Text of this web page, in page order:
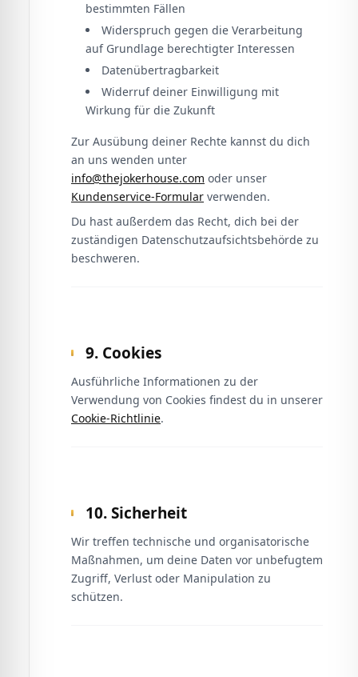
bestimmten Fällen
Widerspruch gegen die Verarbeitung
auf Grundlage berechtigter Interessen
Datenübertragbarkeit
Widerruf deiner Einwilligung mit
Wirkung für die Zukunft
Zur Ausübung deiner Rechte kannst du dich
an uns wenden unter
info@thejokerhouse.com oder unser
Kundenservice-Formular verwenden.
Du hast außerdem das Recht, dich bei der
zuständigen Datenschutzaufsichtsbehörde zu
beschweren.
9. Cookies
Ausführliche Informationen zu der
Verwendung von Cookies findest du in unserer
Cookie-Richtlinie.
10. Sicherheit
Wir treffen technische und organisatorische
Maßnahmen, um deine Daten vor unbefugtem
Zugriff, Verlust oder Manipulation zu
schützen.